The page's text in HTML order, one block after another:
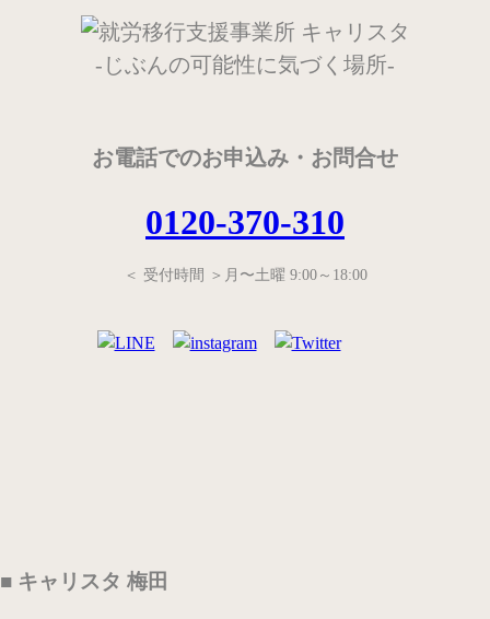
-じぶんの可能性に気づく場所-
お電話でのお申込み・お問合せ
0120-370-310
＜ 受付時間 ＞月〜土曜 9:00～18:00
■ キャリスタ 梅田